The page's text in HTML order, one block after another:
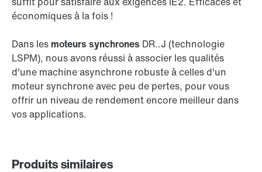
économiques à la fois !
Dans les moteurs synchrones DR..J (technologie
LSPM), nous avons réussi à associer les qualités
d'une machine asynchrone robuste à celles d'un
moteur synchrone avec peu de pertes, pour vous
offrir un niveau de rendement encore meilleur dans
vos applications.